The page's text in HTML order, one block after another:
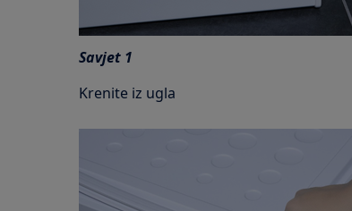
Savjet 1
Krenite iz ugla